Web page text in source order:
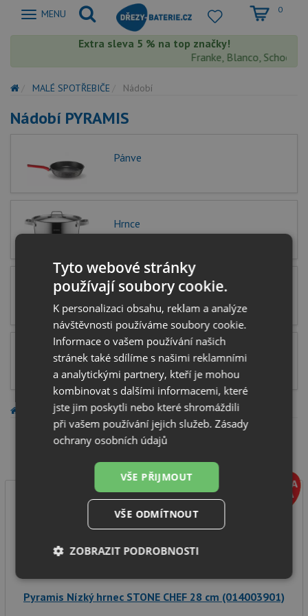
Zobrazit
MENU 0
Extra sleva 5 % na top značky!
Franke, Blanco, Schock,
MALÉ SPOTŘEBIČE Nádobí
Nádobí PYRAMIS
Pánve
Hrnce
Tlakové hrnce
Sady nádobí
MALÉ SPOTŘEBIČE Nádobí
Zobrazit filtry
Pyramis Nízký hrnec STONE CHEF 28 cm (014003901)
Tyto webové stránky
používají soubory cookie.
K personalizaci obsahu, reklam a analýze
návštěvnosti používáme soubory cookie.
Informace o vašem používání našich
stránek také sdílíme s našimi reklamními
a analytickými partnery, kteří je mohou
kombinovat s dalšími informacemi, které
jste jim poskytli nebo které shromáždili
při vašem používání jejich služeb.Zásady
ochrany osobních údajů
VŠE PŘIJMOUT
VŠE ODMÍTNOUT
ZOBRAZIT PODROBNOSTI
Nezbytně
nutné
soubory
Výkonové
soubory
Soubory
cílení